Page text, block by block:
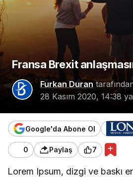
Fransa Brexit
Furkan Duran
28 Kasım 2020, 14:38
Google'da Abone Ol
0 Paylaş 7
Lorem Ipsum, dizgi ve baskı